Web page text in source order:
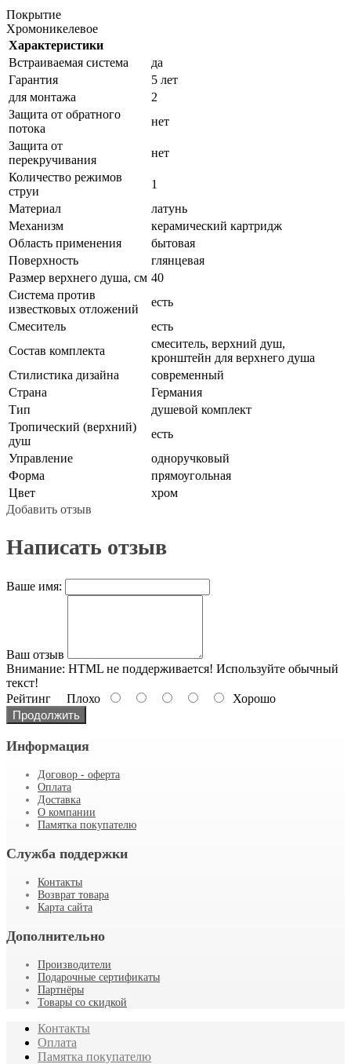
Покрытие
Хромоникелевое
Характеристики
Встраиваемая система
да
Гарантия
5 лет
для монтажа
2
Защита от обратного
потока
нет
Защита от
перекручивания
нет
Количество режимов
струи
1
Материал
латунь
Механизм
керамический картридж
Область применения
бытовая
Поверхность
глянцевая
Размер верхнего душа, см 40
Система против
известковых отложений
есть
Смеситель
есть
Состав комплекта
смеситель, верхний душ,
кронштейн для верхнего душа
Стилистика дизайна
современный
Страна
Германия
Тип
душевой комплект
Тропический (верхний)
душ
есть
Управление
одноручковый
Форма
прямоугольная
Цвет
хром
Добавить отзыв
Написать отзыв
Ваше имя:
Ваш отзыв
Внимание: HTML не поддерживается! Используйте обычный
текст!
Рейтинг Плохо
Хорошо
Продолжить
Информация
Договор - оферта
Оплата
Доставка
О компании
Памятка покупателю
Служба поддержки
Контакты
Возврат товара
Карта сайта
Дополнительно
Производители
Подарочные сертификаты
Партнёры
Товары со скидкой
Контакты
Оплата
Памятка покупателю